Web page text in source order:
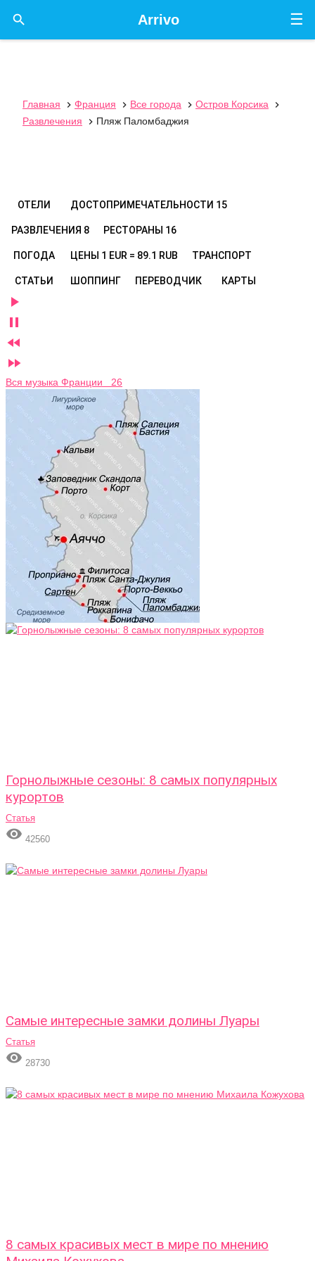
☰
Arrivo

Главная  Франция  Все города  Остров Корсика

Развлечения
 Пляж Паломбаджия
ОТЕЛИ ДОСТОПРИМЕЧАТЕЛЬНОСТИ 15
РАЗВЛЕЧЕНИЯ 8 РЕСТОРАНЫ 16
ПОГОДА ЦЕНЫ 1 EUR = 89.1 RUB ТРАНСПОРТ
СТАТЬИ ШОППИНГ ПЕРЕВОДЧИК КАРТЫ




Вся музыка Франции 26
Горнолыжные сезоны: 8 самых популярных
курортов
Статья
 42560
Самые интересные замки долины Луары
Статья
 28730
8 самых красивых мест в мире по мнению